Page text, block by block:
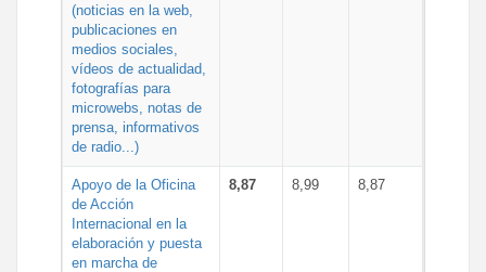
(noticias en la web,
publicaciones en
medios sociales,
vídeos de actualidad,
fotografías para
microwebs, notas de
prensa, informativos
de radio...)
Apoyo de la Oficina
de Acción
Internacional en la
elaboración y puesta
en marcha de
8,87 8,99 8,87